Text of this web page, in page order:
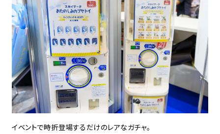
イベントで時折登場するだけのレアなガチャ。